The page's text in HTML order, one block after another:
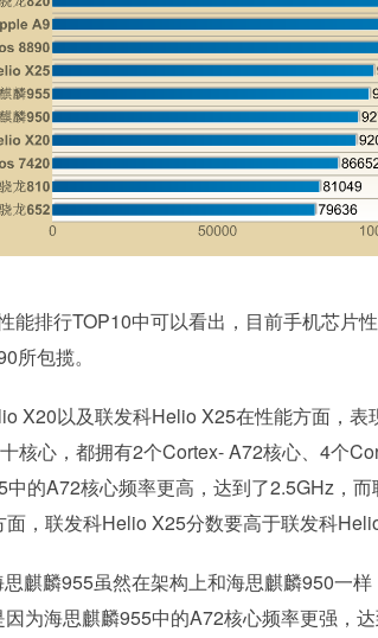
排行TOP10中可以看出，目前手机芯片性
所包揽。
以及联发科Helio X25在性能方面，表
核心，都拥有2个Cortex- A72核心、4个
的A72核心频率更高，达到了2.5GHz，
，联发科Helio X25分数要高于联发科Helio
麟955虽然在架构上和海思麒麟950一样
为海思麒麟955中的A72核心频率更强，